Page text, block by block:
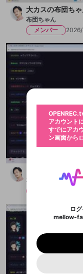
大カスの布団ち
布団ちゃん
メンバー
どうも、カスです
布団ちゃん
ブ
ライブ配信中
を表示するこ
ユーザーの
ができない
詳しくはこちら
ア
ば、通知をもれ
インスト
メ
@
次にお進みくださ
メ
パスワードを
アカウントを
アカウント
すでにアカ
ン画面から
ロ
mellow-
登録したメー
入力して
スに、パ
のでご確
生年月は登録後
お住まいの地域
ご登録いただ
として使用い
一部サービス
登録が必要で
メイン及び
定に含まれ
セッショ
不適切な
すか？
問題を選
わいせつな
著作権の侵
報告された問題
どうかをスタッ
用することは、
Discordは第三者
mellow-fanとは
問い合わせには
様変更により、